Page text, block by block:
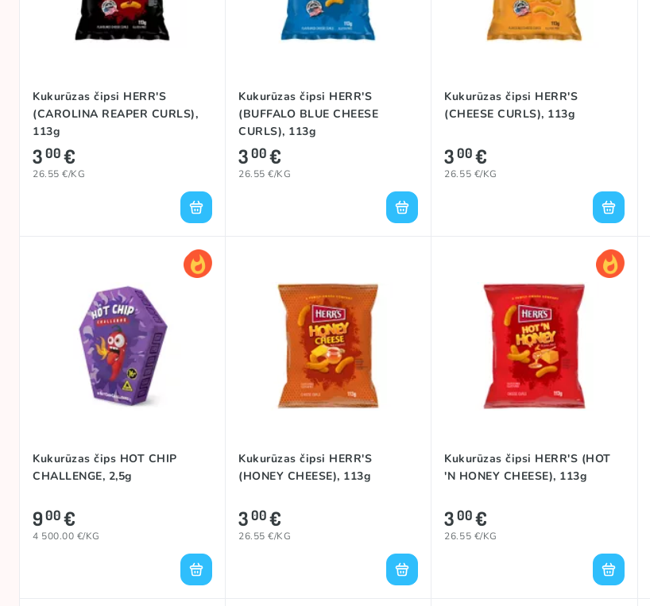
Kukurūzas čipsi HERR'S
(CAROLINA REAPER CURLS),
113g
300€
26.55 €/KG
Kukurūzas čipsi HERR'S
(BUFFALO BLUE CHEESE
CURLS), 113g
300€
26.55 €/KG
Kukurūzas čipsi HERR'S
(CHEESE CURLS), 113g
300€
26.55 €/KG
Kukurūzas čips HOT CHIP
CHALLENGE, 2,5g
900€
4 500.00 €/KG
Kukurūzas čipsi HERR'S
(HONEY CHEESE), 113g
300€
26.55 €/KG
Kukurūzas čipsi HERR'S (HOT
'N HONEY CHEESE), 113g
300€
26.55 €/KG